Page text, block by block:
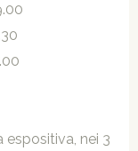
espositiva, nei 3